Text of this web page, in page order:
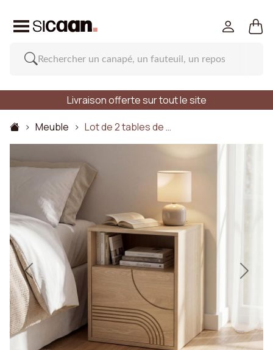
Livraison offerte sur tout le site
Meuble
Lot de 2 tables de …
Previous Next